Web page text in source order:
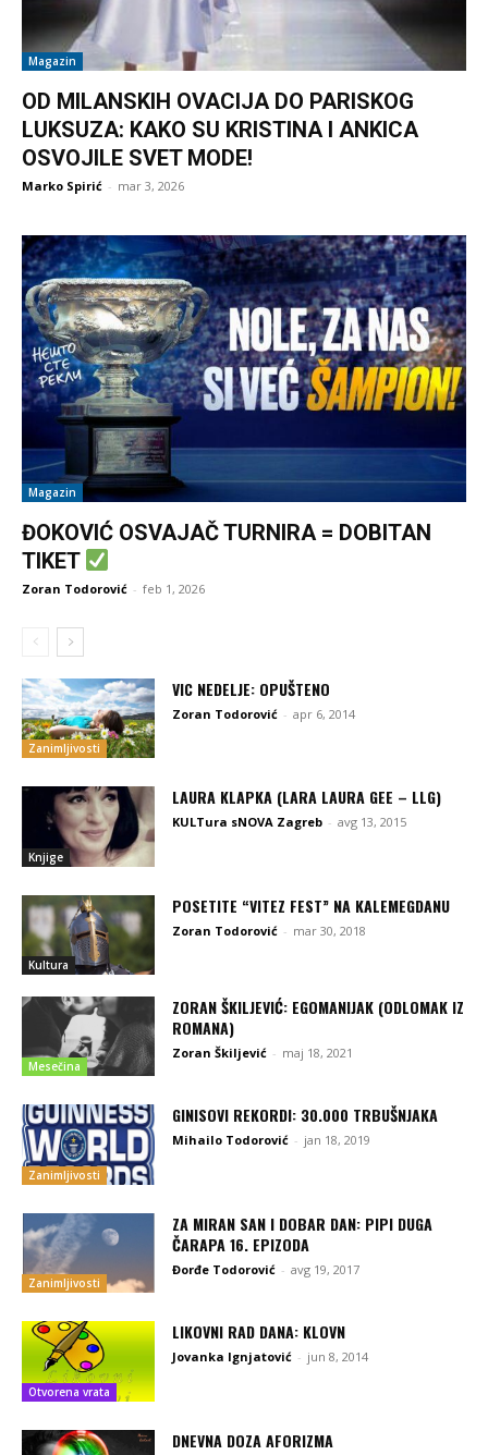
Magazin
OD MILANSKIH OVACIJA DO PARISKOG
LUKSUZA: KAKO SU KRISTINA I ANKICA
OSVOJILE SVET MODE!
Marko Spirić - mar 3, 2026
Magazin
ĐOKOVIĆ OSVAJAČ TURNIRA = DOBITAN
TIKET
Zoran Todorović - feb 1, 2026
Zanimljivosti
VIC NEDELJE: OPUŠTENO
Zoran Todorović - apr 6, 2014
Knjige
LAURA KLAPKA (LARA LAURA GEE – LLG)
KULTura sNOVA Zagreb - avg 13, 2015
Kultura
POSETITE “VITEZ FEST” NA KALEMEGDANU
Zoran Todorović - mar 30, 2018
Mesečina
ZORAN ŠKILJEVIĆ: EGOMANIJAK (ODLOMAK IZ
ROMANA)
Zoran Škiljević - maj 18, 2021
Zanimljivosti
GINISOVI REKORDI: 30.000 TRBUŠNJAKA
Mihailo Todorović - jan 18, 2019
Zanimljivosti
ZA MIRAN SAN I DOBAR DAN: PIPI DUGA
ČARAPA 16. EPIZODA
Đorđe Todorović - avg 19, 2017
Otvorena vrata
LIKOVNI RAD DANA: KLOVN
Jovanka Ignjatović - jun 8, 2014
DNEVNA DOZA AFORIZMA